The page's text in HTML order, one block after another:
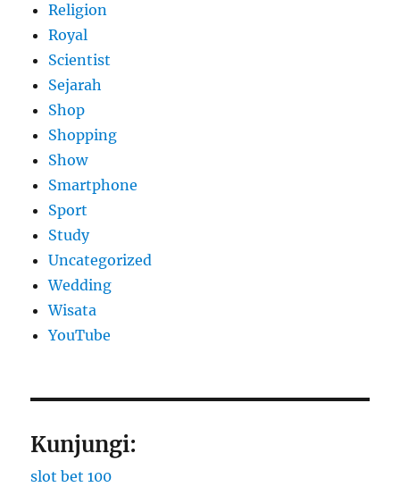
Religion
Royal
Scientist
Sejarah
Shop
Shopping
Show
Smartphone
Sport
Study
Uncategorized
Wedding
Wisata
YouTube
Kunjungi:
slot bet 100